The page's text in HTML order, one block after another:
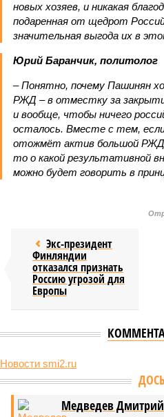
новых хозяев, и никакая
подаренная от щедрот
значительная выгода их в
Юрий Баранчик, политолог
– Понятно, почему Пашинян
РЖД – в отместку за
и вообще, чтобы ничего
осталось. Вместе с тем,
отожмёт актив большой РЖД
то о какой результативной
можно будет говорить в
Экс-президент
Финляндии
отказался признать
Россию угрозой для
Европы
Новости smi2.ru
Медведев